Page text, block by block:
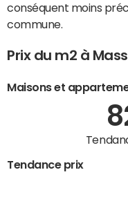
conséquent moins
commune.
Prix du m2 à
Maisons et
Tendance prix